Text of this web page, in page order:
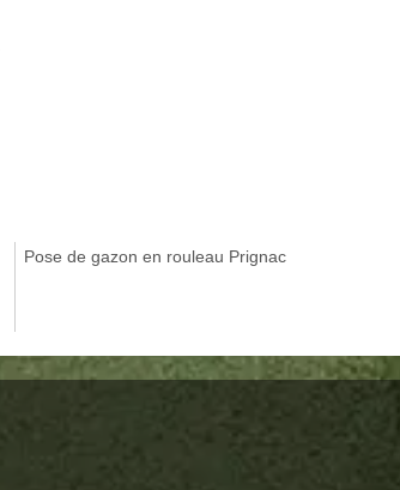
Pose de gazon en rouleau Prignac